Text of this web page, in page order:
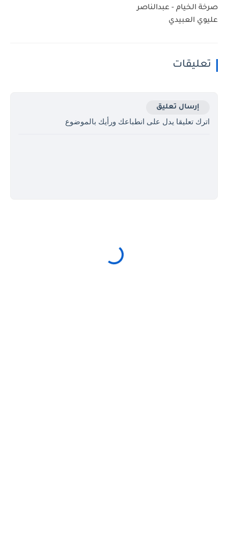
صرخة الخيام - عبدالناصر
عليوي العبيدي
تعليقات
إرسال تعليق
اترك تعليقا يدل على انطباعك ورأيك بالموضوع